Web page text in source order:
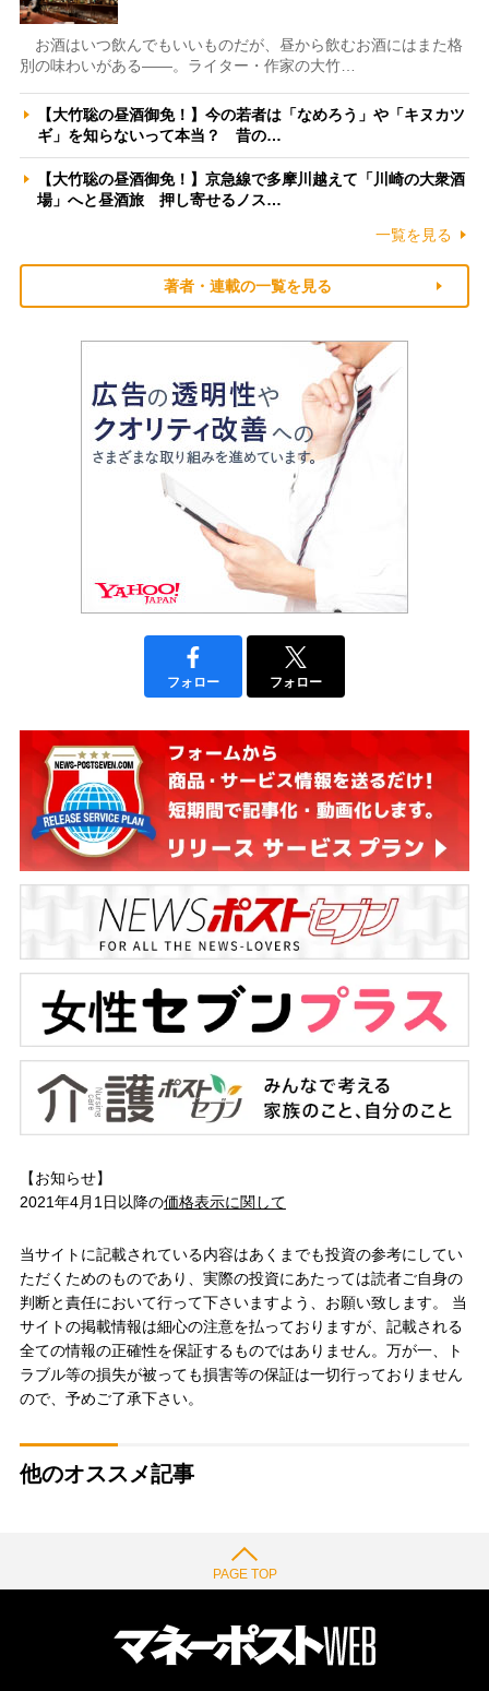
お酒はいつ飲んでもいいものだが、昼から飲むお酒にはまた格
別の味わいがある――。ライター・作家の大竹…
【大竹聡の昼酒御免！】今の若者は「なめろう」や「キヌカツ
ギ」を知らないって本当？ 昔の…
【大竹聡の昼酒御免！】京急線で多摩川越えて「川崎の大衆酒
場」へと昼酒旅 押し寄せるノス…
一覧を見る
著者・連載の一覧を見る
フォロー フォロー
【お知らせ】
2021年4月1日以降の価格表示に関して
当サイトに記載されている内容はあくまでも投資の参考にしてい
ただくためのものであり、実際の投資にあたっては読者ご自身の
判断と責任において行って下さいますよう、お願い致します。 当
サイトの掲載情報は細心の注意を払っておりますが、記載される
全ての情報の正確性を保証するものではありません。万が一、ト
ラブル等の損失が被っても損害等の保証は一切行っておりません
ので、予めご了承下さい。
他のオススメ記事
PAGE TOP